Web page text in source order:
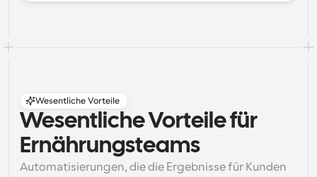
Wesentliche Vorteile
Wesentliche Vorteile für
Ernährungsteams
Automatisierungen, die die Ergebnisse für Kunden